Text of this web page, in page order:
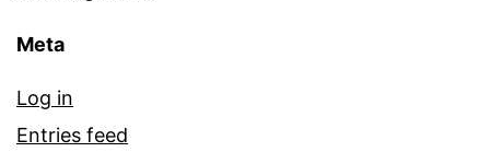
Meta
Log in
Entries feed